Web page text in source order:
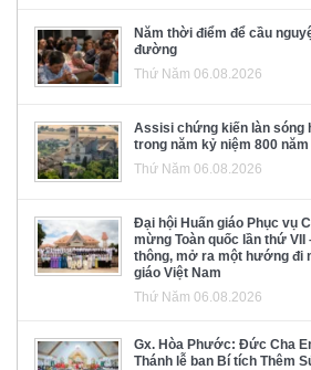
Năm thời điểm để cầu
đường
Thứ Năm 06.08.2026
Assisi chứng kiến làn sóng
trong năm kỷ niệm 800 năm
Thứ Năm 06.08.2026
Đại hội Huấn giáo Phục vụ
mừng Toàn quốc lần thứ VII
thông, mở ra một hướng đi
giáo Việt Nam
Thứ Năm 06.08.2026
Gx. Hòa Phước: Đức Cha
Thánh lễ ban Bí tích Thêm